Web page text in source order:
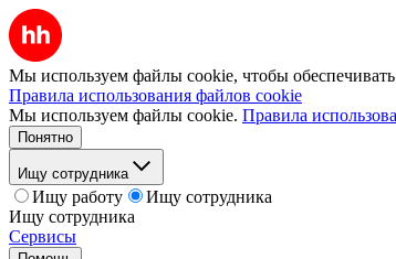
Мы используем файлы cookie, чтобы
Правила использования файлов cookie
Мы используем файлы cookie. Правила
Понятно
Ищу сотрудника
Ищу работу
Ищу сотрудника
Ищу сотрудника
Сервисы